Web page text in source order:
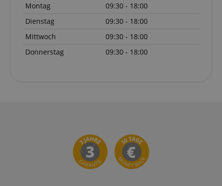
Montag
09:30 - 18:00
Dienstag
09:30 - 18:00
Mittwoch
09:30 - 18:00
Donnerstag
09:30 - 18:00